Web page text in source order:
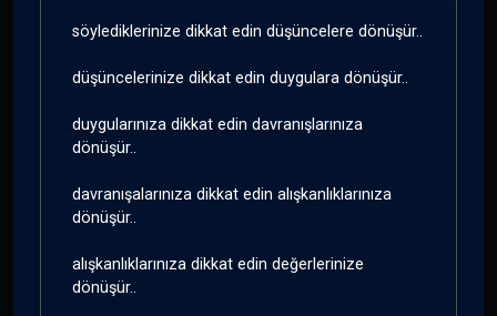
söylediklerinize dikkat edin düşüncelere dönüşür..
düşüncelerinize dikkat edin duygulara dönüşür..
duygularınıza dikkat edin davranışlarınıza
dönüşür..
davranışalarınıza dikkat edin alışkanlıklarınıza
dönüşür..
alışkanlıklarınıza dikkat edin değerlerinize
dönüşür..